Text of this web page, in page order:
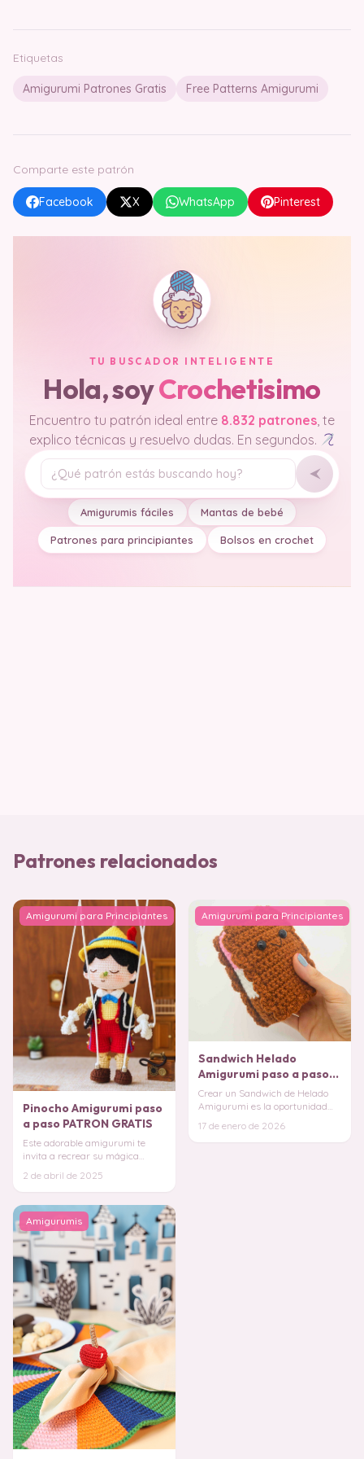
Etiquetas
Amigurumi Patrones Gratis Free Patterns Amigurumi
Comparte este patrón
Facebook X WhatsApp Pinterest
TU BUSCADOR INTELIGENTE
Hola, soyCrochetisimo
Encuentro tu patrón ideal entre 8.832 patrones, te
explico técnicas y resuelvo dudas. En segundos.
Tu pregunta
Amigurumis fáciles Mantas de bebé
Patrones para principiantes Bolsos en crochet
Patrones relacionados
Amigurumi para Principiantes
Pinocho Amigurumi paso
a paso PATRON GRATIS
Este adorable amigurumi te
invita a recrear su mágica
robará el coraz
2 de abril de 2025
Amigurumi para Principiantes
Sandwich Helado
Amigurumi paso a paso
PATRON GRATIS
Crear un Sandwich de Helado
Amigurumi es la oportunidad
juguete que no solo
17 de enero de 2026
Amigurumis